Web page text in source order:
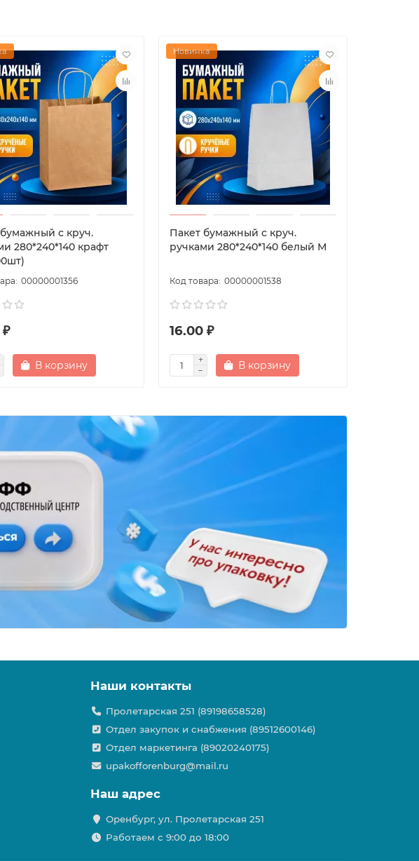
с круч.
280*240*140 крафт
00000001356
₽
В корзину
Новинка
Пакет бумажный с круч.
ручками 280*240*140 белый М
00000001538
16.00 ₽
В корзину
Наши контакты
Пролетарская 251 (89198658528)
Отдел закупок и снабжения (89512600146)
Отдел маркетинга (89020240175)
upakofforenburg@mail.ru
Наш адрес
Оренбург, ул. Пролетарская 251
Работаем с 9:00 до 18:00